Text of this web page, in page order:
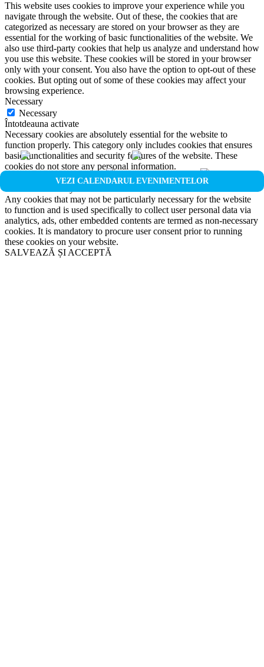
VEZI CALENDARUL EVENIMENTELOR
This website uses cookies to improve your experience while you
navigate through the website. Out of these, the cookies that are
categorized as necessary are stored on your browser as they are
essential for the working of basic functionalities of the website. We
also use third-party cookies that help us analyze and understand how
you use this website. These cookies will be stored in your browser
only with your consent. You also have the option to opt-out of these
cookies. But opting out of some of these cookies may affect your
browsing experience.
Necessary
Necessary
Întotdeauna activate
Necessary cookies are absolutely essential for the website to
function properly. This category only includes cookies that ensures
basic functionalities and security features of the website. These
cookies do not store any personal information.
Non-necessary
Any cookies that may not be particularly necessary for the website
to function and is used specifically to collect user personal data via
analytics, ads, other embedded contents are termed as non-necessary
cookies. It is mandatory to procure user consent prior to running
these cookies on your website.
SALVEAZĂ ȘI ACCEPTĂ